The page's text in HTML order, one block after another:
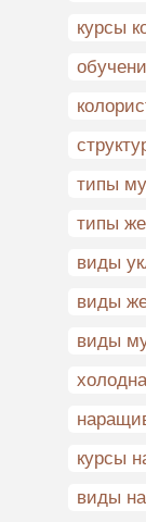
курсы
типы
типы
виды
виды
виды
курсы
виды